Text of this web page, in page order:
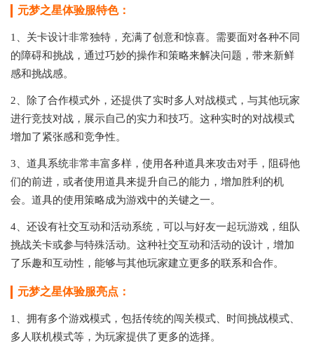
元梦之星体验服特色：
1、关卡设计非常独特，充满了创意和惊喜。需要面对各种不同
的障碍和挑战，通过巧妙的操作和策略来解决问题，带来新鲜
感和挑战感。
2、除了合作模式外，还提供了实时多人对战模式，与其他玩家
进行竞技对战，展示自己的实力和技巧。这种实时的对战模式
增加了紧张感和竞争性。
3、道具系统非常丰富多样，使用各种道具来攻击对手，阻碍他
们的前进，或者使用道具来提升自己的能力，增加胜利的机
会。道具的使用策略成为游戏中的关键之一。
4、还设有社交互动和活动系统，可以与好友一起玩游戏，组队
挑战关卡或参与特殊活动。这种社交互动和活动的设计，增加
了乐趣和互动性，能够与其他玩家建立更多的联系和合作。
元梦之星体验服亮点：
1、拥有多个游戏模式，包括传统的闯关模式、时间挑战模式、
多人联机模式等，为玩家提供了更多的选择。